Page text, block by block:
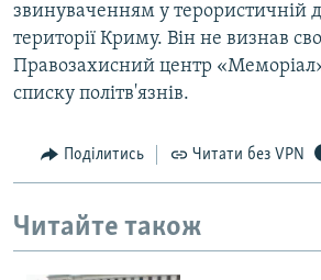
звинуваченням у терористичній
території Криму. Він не визнав
Правозахисний центр
списку політв'язнів.
Поділитись Читати без VPN
Читайте також